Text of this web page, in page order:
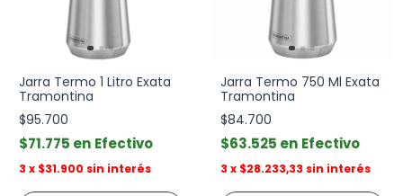
Jarra Termo 1 Litro Exata
Tramontina
$95.700
$71.775 Efectivo
3 x $31.900 sin interés
Jarra Termo 750 Ml Exata
Tramontina
$84.700
$63.525 Efectivo
3 x $28.233,33 sin interés